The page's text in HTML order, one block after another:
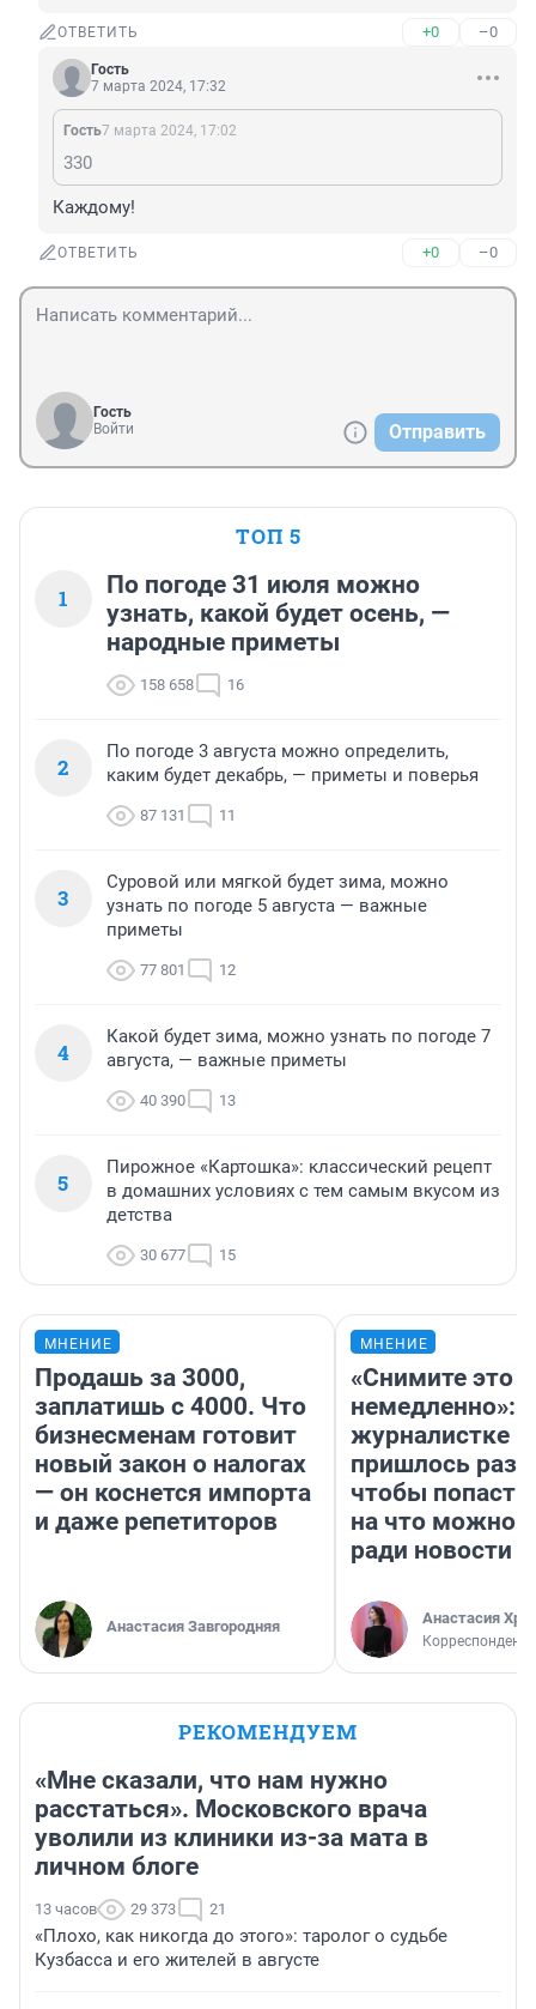
ОТВЕТИТЬ +0 –0
Гость
7 марта 2024, 17:32
Гость7 марта 2024, 17:02
330
Каждому!
ОТВЕТИТЬ +0 –0
Гость
Войти
Отправить
ТОП 5
1
По погоде 31 июля можно
узнать, какой будет осень, —
народные приметы
158 658 16
2
По погоде 3 августа можно определить,
каким будет декабрь, — приметы и поверья
87 131 11
3
Суровой или мягкой будет зима, можно
узнать по погоде 5 августа — важные
приметы
77 801 12
4
Какой будет зима, можно узнать по погоде 7
августа, — важные приметы
40 390 13
5
Пирожное «Картошка»: классический рецепт
в домашних условиях с тем самым вкусом из
детства
30 677 15
МНЕНИЕ
Продашь за 3000,
заплатишь с 4000. Что
бизнесменам готовит
новый закон о налогах
— он коснется импорта
и даже репетиторов
Анастасия Завгородняя
МНЕНИЕ
«Снимите это
немедленно»:
журналистке
пришлось
чтобы попасть
на что можно
ради новости
Анастасия
Корреспондент
РЕКОМЕНДУЕМ
«Мне сказали, что нам нужно
расстаться». Московского врача
уволили из клиники из-за мата в
личном блоге
13 часов 29 373 21
«Плохо, как никогда до этого»: таролог о судьбе
Кузбасса и его жителей в августе